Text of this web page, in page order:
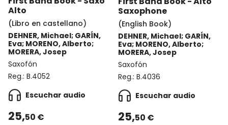
Alto
(Libro en castellano)
DEHNER, Michael; GARÍN,
Eva; MORENO, Alberto;
MORERA, Josep
Saxofón
Reg.: B.4052
Escuchar audio
25,50 €
Saxophone
(English Book)
DEHNER, Michael; GARÍN,
Eva; MORENO, Alberto;
MORERA, Josep
Saxofón
Reg.: B.4036
Escuchar audio
25,50 €